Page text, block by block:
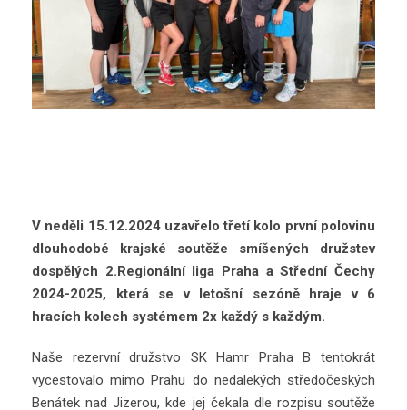
V neděli 15.12.2024 uzavřelo třetí kolo první polovinu
dlouhodobé krajské soutěže smíšených družstev
dospělých 2.Regionální liga Praha a Střední Čechy
2024-2025, která se v letošní sezóně hraje v 6
hracích kolech systémem 2x každý s každým.
Naše rezervní družstvo SK Hamr Praha B tentokrát
vycestovalo mimo Prahu do nedalekých středočeských
Benátek nad Jizerou, kde jej čekala dle rozpisu soutěže